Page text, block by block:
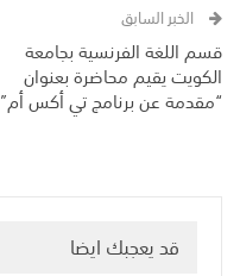
الخبر السابق
قسم اللغة الفرنسية بجامعة
الكويت يقيم محاضرة بعنوان
“مقدمة عن برنامج تي أكس أم”
قد يعجبك ايضا